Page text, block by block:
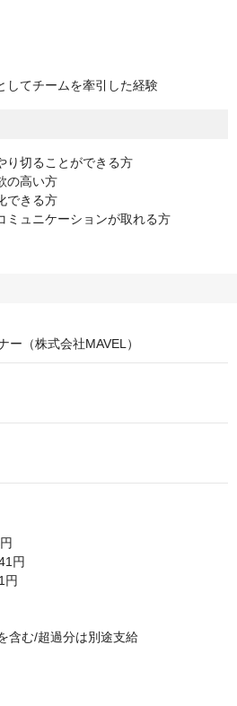
してチームを牽引した経験
り切ることができる方
の高い方
できる方
ミュニケーションが取れる方
ー（株式会社MAVEL）
円
円
含む/超過分は別途支給